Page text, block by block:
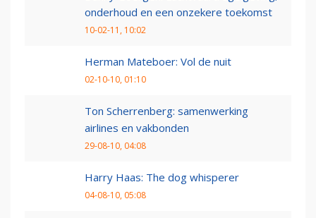
onderhoud en een onzekere toekomst
10-02-11, 10:02
Herman Mateboer: Vol de nuit
02-10-10, 01:10
Ton Scherrenberg: samenwerking
airlines en vakbonden
29-08-10, 04:08
Harry Haas: The dog whisperer
04-08-10, 05:08